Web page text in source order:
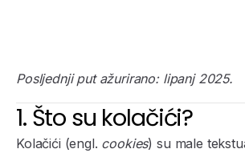
Posljednji put ažurirano: lipanj 2025.
1. Što su kolačići?
Kolačići (engl. cookies) su male